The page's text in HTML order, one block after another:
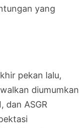
yang
pekan lalu,
diumumkan
dan ASGR